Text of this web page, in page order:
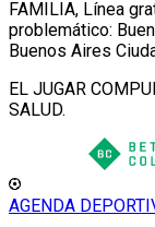
FAMILIA, Línea
problemático:
Buenos Aires
EL JUGAR
SALUD.
AGENDA